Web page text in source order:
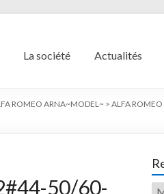
La société Actualités
ROMEO ARNA~MODEL~ > ALFA
50/60-